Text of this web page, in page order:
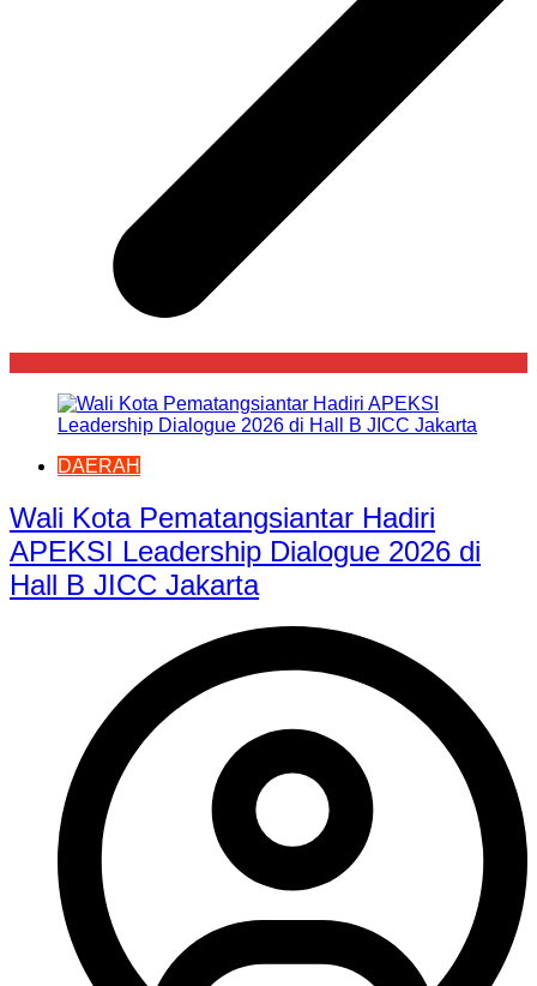
DAERAH
Wali Kota Pematangsiantar Hadiri
APEKSI Leadership Dialogue 2026 di
Hall B JICC Jakarta